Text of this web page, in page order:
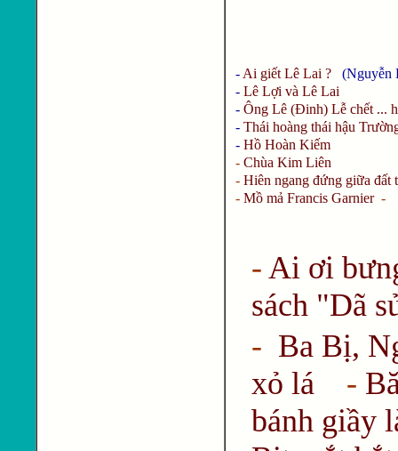
- Ai giết Lê Lai ?
(Nguyễn
- Lê Lợi và Lê Lai
- Ông Lê (Đinh) Lễ chết ...
- Thái hoàng thái hậu
- Hồ Hoàn Kiếm
- Chùa Kim Liên
- Hiên ngang đứng giữa đất
- Mồ mả Francis Garnier-
- Ai ơi
sách "Dã
- Ba Bị,
xỏ lá -
bánh giầy